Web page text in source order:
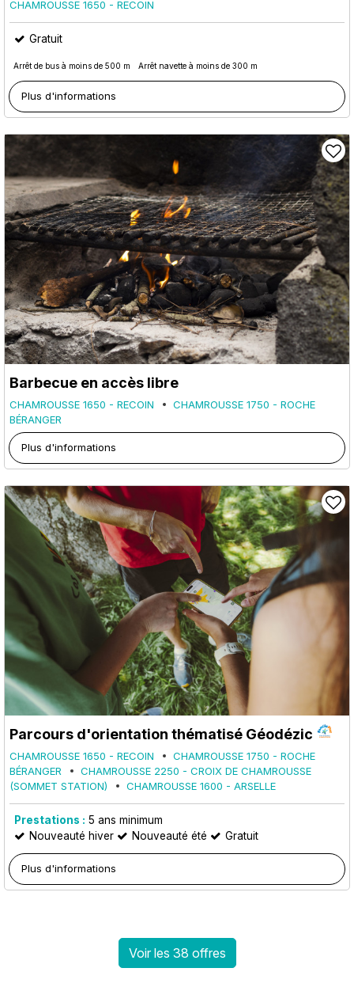
CHAMROUSSE 1650 - RECOIN
Gratuit
Arrêt de bus à moins de 500 m Arrêt navette à moins de 300 m
Plus d'informations
Barbecue en accès libre
CHAMROUSSE 1650 - RECOIN
CHAMROUSSE 1750 - ROCHE
BÉRANGER
Plus d'informations
Parcours d'orientation thématisé Géodézic
CHAMROUSSE 1650 - RECOIN
CHAMROUSSE 1750 - ROCHE
BÉRANGER
CHAMROUSSE 2250 - CROIX DE CHAMROUSSE
(SOMMET STATION)
CHAMROUSSE 1600 - ARSELLE
Prestations : 5 ans minimum
Nouveauté hiver
Nouveauté été Gratuit
Plus d'informations
Voir les 38 offres